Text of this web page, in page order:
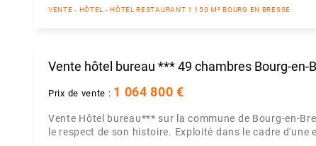
VENTE - HÔTEL - HÔTEL RESTAURANT 1 150 M² BOURG EN BRESSE
Vente hôtel bureau *** 49 chambres Bourg-en-
Prix de vente : 1 064 800 €
Vente Hôtel bureau*** sur la commune de Bourg-en-
le respect de son histoire. Exploité dans le cadre